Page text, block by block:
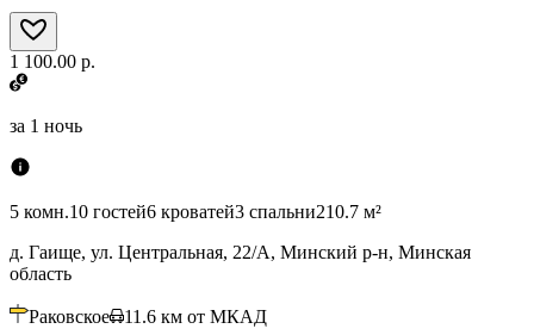
1 100.00 р.
за 1 ночь
5 комн.10 гостей6 кроватей3 спальни210.7 м²
д. Гаище, ул. Центральная, 22/А, Минский р-н, Минская
область
Раковское 11.6 км от МКАД